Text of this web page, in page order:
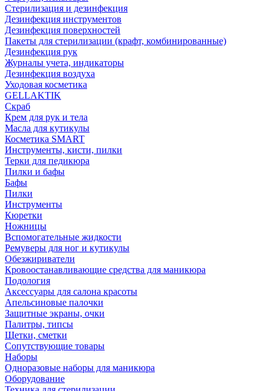
Стерилизация и дезинфекция
Дезинфекция инструментов
Дезинфекция поверхностей
Пакеты для стерилизации (крафт, комбинированные)
Дезинфекция рук
Журналы учета, индикаторы
Дезинфекция воздуха
Уходовая косметика
GELLAKTIK
Скраб
Крем для рук и тела
Масла для кутикулы
Косметика SMART
Инструменты, кисти, пилки
Терки для педикюра
Пилки и бафы
Бафы
Пилки
Инструменты
Кюретки
Ножницы
Вспомогательные жидкости
Ремуверы для ног и кутикулы
Обезжириватели
Кровоостанавливающие средства для маникюра
Подология
Аксессуары для салона красоты
Апельсиновые палочки
Защитные экраны, очки
Палитры, типсы
Щетки, сметки
Сопутствующие товары
Наборы
Одноразовые наборы для маникюра
Оборудование